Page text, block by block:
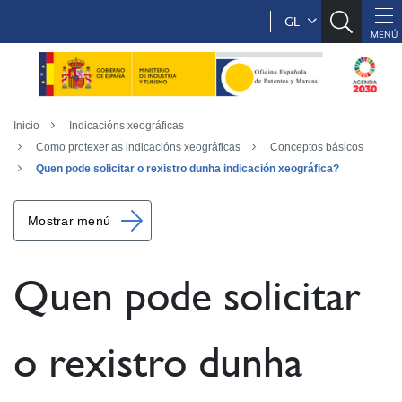
GL
Inicio
Indicacións xeográficas
Como protexer as indicacións xeográficas
Conceptos básicos
Quen pode solicitar o rexistro dunha indicación xeográfica?
Mostrar menú
Quen pode solicitar
o rexistro dunha